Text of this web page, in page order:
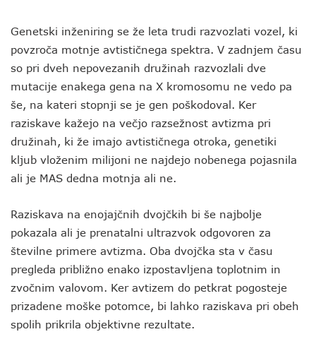
Genetski inženiring se že leta trudi razvozlati vozel, ki
povzroča motnje avtističnega spektra. V zadnjem času
so pri dveh nepovezanih družinah razvozlali dve
mutacije enakega gena na X kromosomu ne vedo pa
še, na kateri stopnji se je gen poškodoval. Ker
raziskave kažejo na večjo razsežnost avtizma pri
družinah, ki že imajo avtističnega otroka, genetiki
kljub vloženim milijoni ne najdejo nobenega pojasnila
ali je MAS dedna motnja ali ne.
Raziskava na enojajčnih dvojčkih bi še najbolje
pokazala ali je prenatalni ultrazvok odgovoren za
številne primere avtizma. Oba dvojčka sta v času
pregleda približno enako izpostavljena toplotnim in
zvočnim valovom. Ker avtizem do petkrat pogosteje
prizadene moške potomce, bi lahko raziskava pri obeh
spolih prikrila objektivne rezultate.